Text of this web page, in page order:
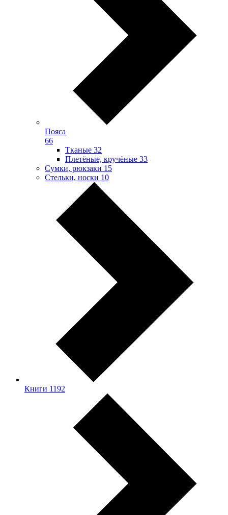
Пояса
66
Тканые 32
Плетёные, кручёные 33
Сумки, рюкзаки 15
Стельки, носки 10
Книги 1192